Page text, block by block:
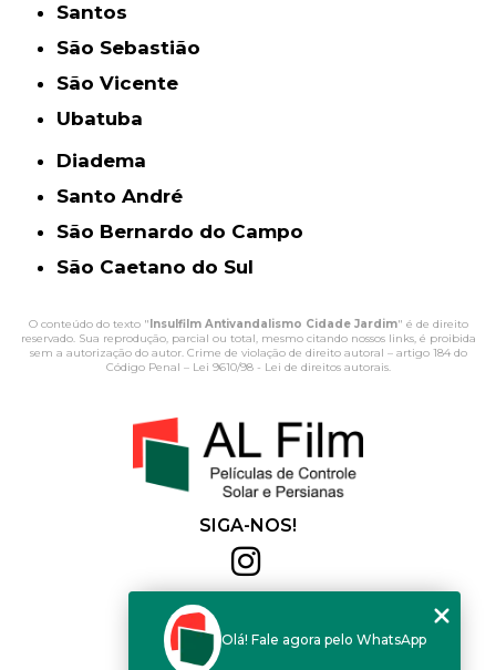
Santos
São Sebastião
São Vicente
Ubatuba
Diadema
Santo André
São Bernardo do Campo
São Caetano do Sul
O conteúdo do texto " Insulfilm Antivandalismo Cidade Jardim" é de direito
reservado. Sua reprodução, parcial ou total, mesmo citando nossos links, é proibida
sem a autorização do autor. Crime de violação de direito autoral – artigo 184 do
Código Penal – Lei 9610/98 - Lei de direitos autorais.
SIGA-NOS!
(11) 2564-4684
(11) 94168-2041
Olá! Fale agora pelo WhatsApp